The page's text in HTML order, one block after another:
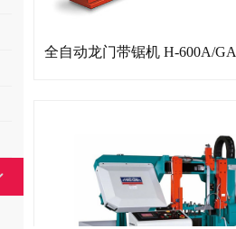
全自动龙门带锯机 H-600A/GA